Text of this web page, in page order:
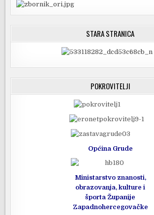
STARA STRANICA
POKROVITELJI
Općina Grude
Ministarstvo znanosti,
obrazovanja, kulture i
športa Županije
Zapadnohercegovačke